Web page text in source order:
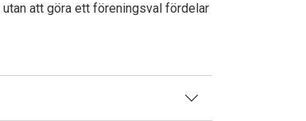
att göra ett föreningsval fördelar